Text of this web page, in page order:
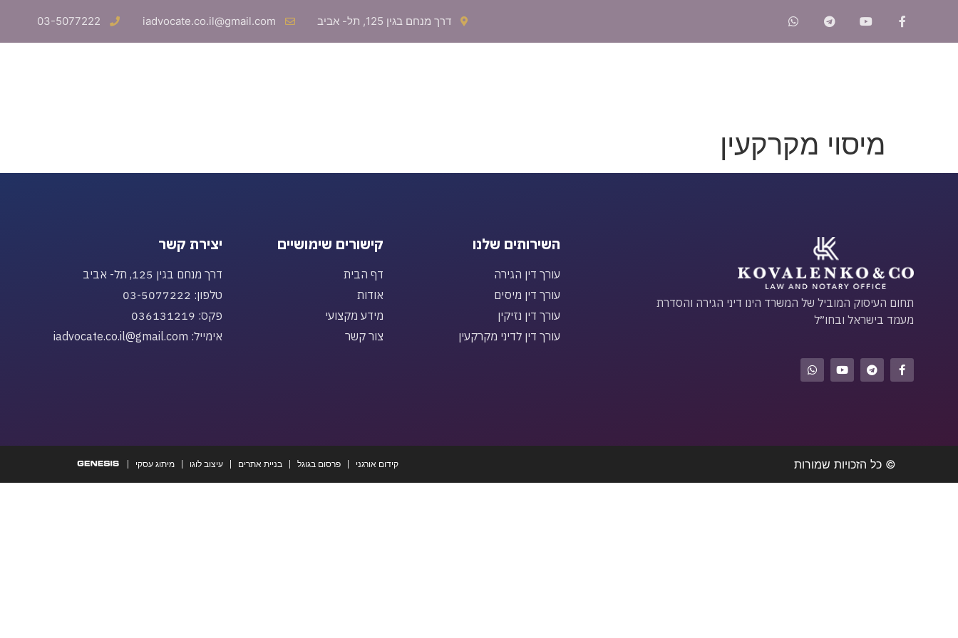
דרך מנחם בגין 125, תל- אביב iadvocate.co.il@gmail.com
03-5077222
מיסוי מקרקעין
תחום העיסוק המוביל של המשרד הינו דיני הגירה והסדרת
מעמד בישראל ובחו״ל
השירותים שלנו
עורך דין הגירה
עורך דין מיסים
עורך דין נזיקין
עורך דין לדיני מקרקעין
קישורים שימושיים
דף הבית
אודות
מידע מקצועי
צור קשר
יצירת קשר
דרך מנחם בגין 125, תל- אביב
טלפון: 03-5077222
פקס: 036131219
אימייל: iadvocate.co.il@gmail.com
© כל הזכויות שמורות קידום אורגני פרסום בגוגל בניית אתרים עיצוב לוגו מיתוג עסקי